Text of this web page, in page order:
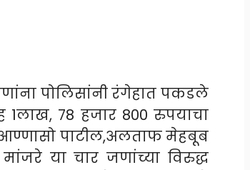
पोलिसांनी रंगेहात पकडले
78 हजार 800 रुपयाचा
पाटील,अलताफ मेहबूब
या चार जणांच्या विरुद्ध